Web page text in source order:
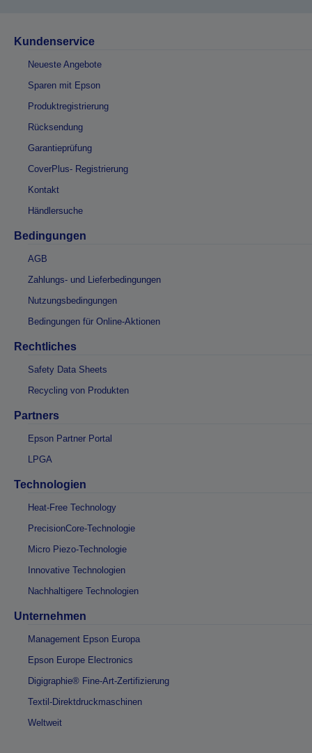
Kundenservice
Neueste Angebote
Sparen mit Epson
Produktregistrierung
Rücksendung
Garantieprüfung
CoverPlus- Registrierung
Kontakt
Händlersuche
Bedingungen
AGB
Zahlungs- und Lieferbedingungen
Nutzungsbedingungen
Bedingungen für Online-Aktionen
Rechtliches
Safety Data Sheets
Recycling von Produkten
Partners
Epson Partner Portal
LPGA
Technologien
Heat-Free Technology
PrecisionCore-Technologie
Micro Piezo-Technologie
Innovative Technologien
Nachhaltigere Technologien
Unternehmen
Management Epson Europa
Epson Europe Electronics
Digigraphie® Fine-Art-Zertifizierung
Textil-Direktdruckmaschinen
Weltweit